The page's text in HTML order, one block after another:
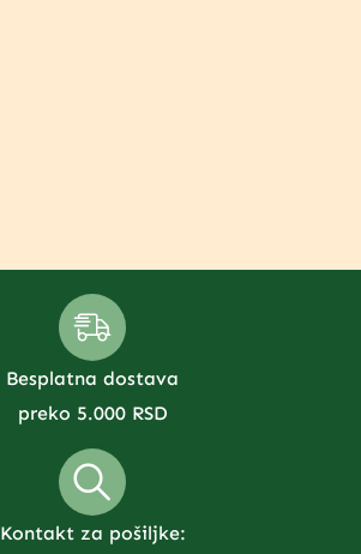
Besplatna dostava
preko 5.000 RSD
Kontakt za pošiljke: